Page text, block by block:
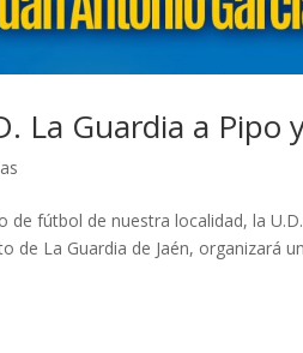
La Guardia a Pipo
de fútbol de nuestra localidad, la
de La Guardia de Jaén, organizará